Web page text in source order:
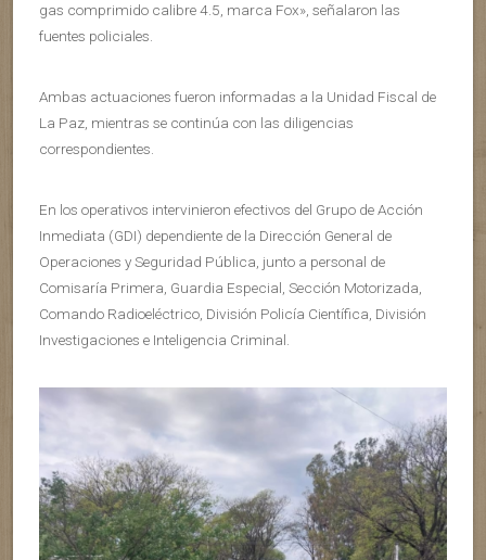
gas comprimido calibre 4.5, marca Fox», señalaron las
fuentes policiales.
Ambas actuaciones fueron informadas a la Unidad Fiscal de
La Paz, mientras se continúa con las diligencias
correspondientes.
En los operativos intervinieron efectivos del Grupo de Acción
Inmediata (GDI) dependiente de la Dirección General de
Operaciones y Seguridad Pública, junto a personal de
Comisaría Primera, Guardia Especial, Sección Motorizada,
Comando Radioeléctrico, División Policía Científica, División
Investigaciones e Inteligencia Criminal.